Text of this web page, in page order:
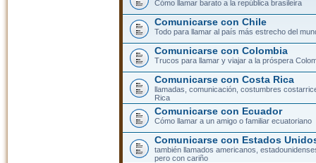
Cómo llamar barato a la república brasileira
Comunicarse con Chile
Todo para llamar al país más estrecho del
Comunicarse con Colombia
Trucos para llamar y viajar a la próspera
Comunicarse con Costa Rica
llamadas, comunicación, costumbres
Rica
Comunicarse con Ecuador
Cómo llamar a un amigo o familiar ecuatoriano
Comunicarse con Estados
también llamados americanos,
pero con cariño